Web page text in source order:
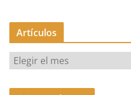
Artículos
r
t